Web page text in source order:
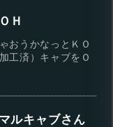
Ｈ
おうかなっとＫＯ
工済）キャブをＯ
ルキャブさん